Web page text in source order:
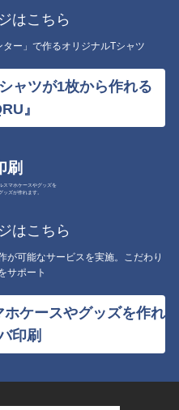
はこちら
ー」で作るオリジナルTシャツ
ャツが1枚から作れる
』
刷
スマホケースやグッズを
ッズが作れます。
はこちら
可能なサービスを実施。こだわり
サポート
ケースやグッズを作れ
印刷